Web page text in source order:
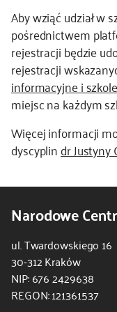
Aby wziąć udział w
pośrednictwem
rejestracji będzie
rejestracji
informacyjne i
miejsc na każdym
Więcej informacji
dyscyplindr Justyny
Narodowe
ul. Twardowskiego 16
30-312 Kraków
NIP: 676 2429638
REGON: 121361537